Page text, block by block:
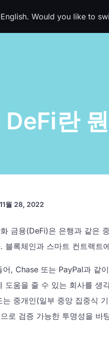
Would you like to
DeFi란
11월 28, 2022
금융(DeFi)은 은행과 같은
블록체인과 스마트 컨트랙트
어, Chase 또는 PayPal과 같
도움을 줄 수 있는 회사를 생
는 중개인(일부 중앙 집중식
로 검증 가능한 투명성을 바